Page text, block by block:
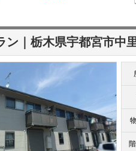
ン｜栃木県宇都宮市中